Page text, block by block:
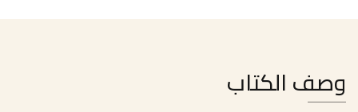
وصف الكتاب